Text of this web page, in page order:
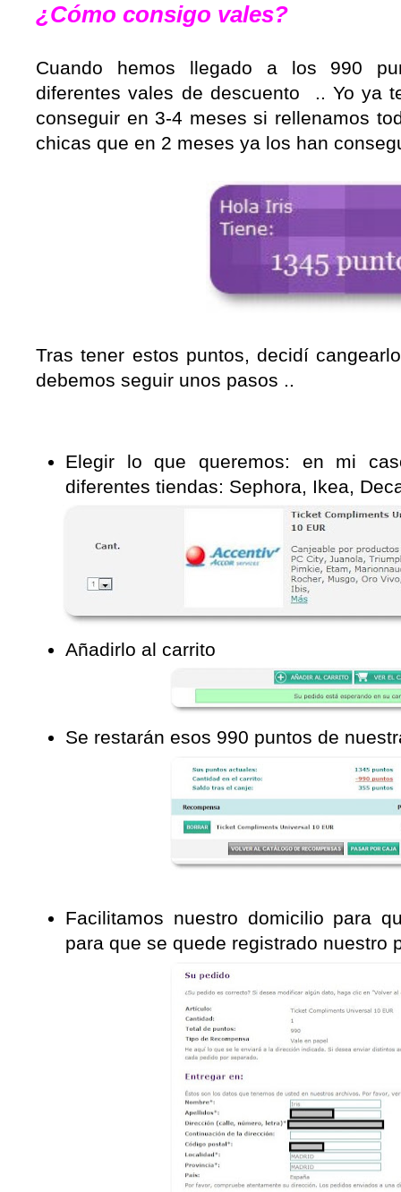
¿Cómo consigo vales?
Cuando hemos llegado a los 990
diferentes vales de descuento .. Yo ya
conseguir en 3-4 meses si rellenamos
chicas que en 2 meses ya los han
Tras tener estos puntos, decidí
debemos seguir unos pasos ..
Elegir lo que queremos: en mi
diferentes tiendas: Sephora, Ikea,
Añadirlo al carrito
Se restarán esos 990 puntos de
Facilitamos nuestro domicilio para
para que se quede registrado nuestro